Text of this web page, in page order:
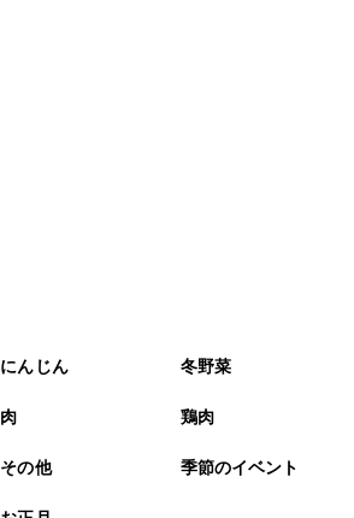
にんじん 冬野菜
肉 鶏肉
その他 季節のイベント